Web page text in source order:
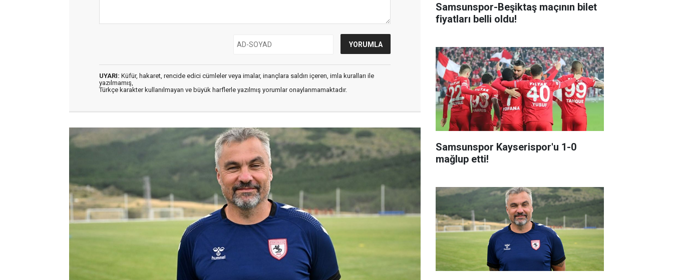
UYARI: Küfür, hakaret, rencide edici cümleler veya imalar, inançlara saldırı içeren, imla kuralları ile
yazılmamış,
Türkçe karakter kullanılmayan ve büyük harflerle yazılmış yorumlar onaylanmamaktadır.
Samsunspor-Beşiktaş maçının bilet
fiyatları belli oldu!
Samsunspor Kayserispor'u 1-0
mağlup etti!